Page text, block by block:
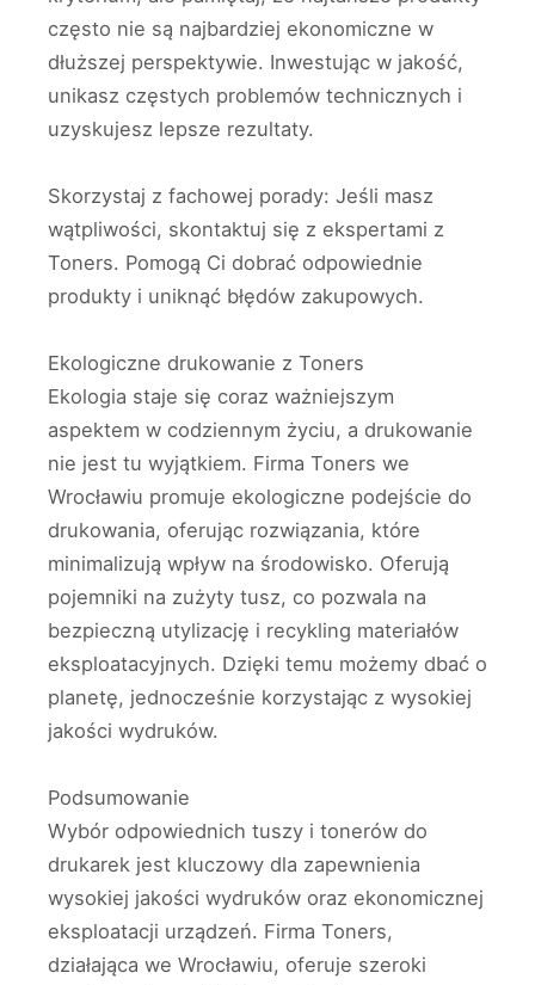
często nie są najbardziej ekonomiczne w
dłuższej perspektywie. Inwestując w jakość,
unikasz częstych problemów technicznych i
uzyskujesz lepsze rezultaty.
Skorzystaj z fachowej porady: Jeśli masz
wątpliwości, skontaktuj się z ekspertami z
Toners. Pomogą Ci dobrać odpowiednie
produkty i uniknąć błędów zakupowych.
Ekologiczne drukowanie z Toners
Ekologia staje się coraz ważniejszym
aspektem w codziennym życiu, a drukowanie
nie jest tu wyjątkiem. Firma Toners we
Wrocławiu promuje ekologiczne podejście do
drukowania, oferując rozwiązania, które
minimalizują wpływ na środowisko. Oferują
pojemniki na zużyty tusz, co pozwala na
bezpieczną utylizację i recykling materiałów
eksploatacyjnych. Dzięki temu możemy dbać o
planetę, jednocześnie korzystając z wysokiej
jakości wydruków.
Podsumowanie
Wybór odpowiednich tuszy i tonerów do
drukarek jest kluczowy dla zapewnienia
wysokiej jakości wydruków oraz ekonomicznej
eksploatacji urządzeń. Firma Toners,
działająca we Wrocławiu, oferuje szeroki